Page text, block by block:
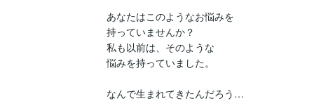
あなたはこのようなお悩みを
持っていませんか？
私も以前は、そのような
悩みを持っていました。
なんで生まれてきたんだろう…